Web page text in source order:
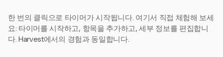
한 번의 클릭으로 타이머가 시작됩니다. 여기서 직접 체험해 보세
요: 타이머를 시작하고, 항목을 추가하고, 세부 정보를 편집합니
다. Harvest에서의 경험과 동일합니다.